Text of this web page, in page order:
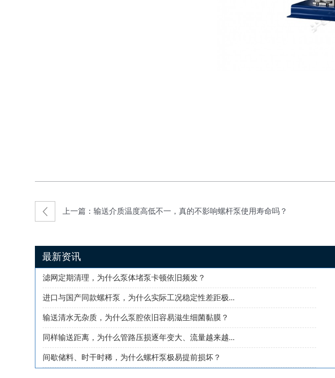
上一篇：输送介质温度高低不一，真的不影响螺杆泵使用寿命吗？
最新资讯
滤网定期清理，为什么泵体堵泵卡顿依旧频发？
进口与国产同款螺杆泵，为什么实际工况稳定性差距极...
输送清水无杂质，为什么泵腔依旧容易滋生细菌黏膜？
同样输送距离，为什么管路压损逐年变大、流量越来越...
间歇储料、时干时稀，为什么螺杆泵极易提前损坏？